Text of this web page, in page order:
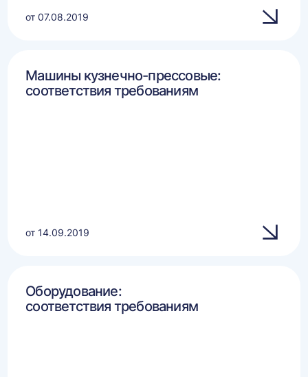
от 07.08.2019
Машины кузнечно-прессовые:
соответствия требованиям
от 14.09.2019
Оборудование:
соответствия требованиям